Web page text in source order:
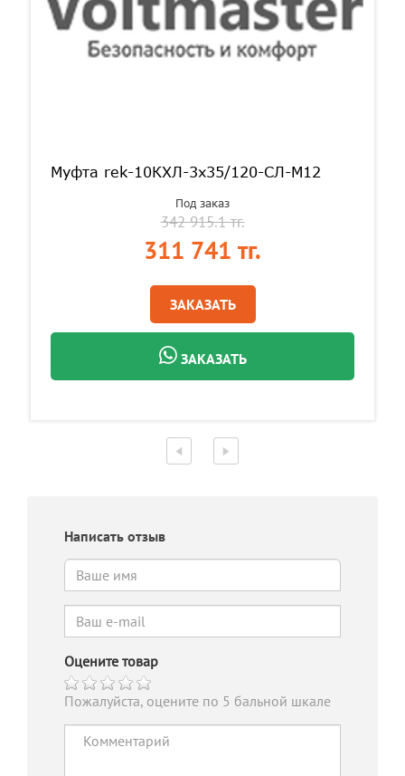
Муфта rek-10КХЛ-3х35/120-СЛ-М12
Под заказ
342 915.1 тг.
311 741 тг.
ЗАКАЗАТЬ
ЗАКАЗАТЬ
Написать отзыв
Оцените товар
Пожалуйста, оцените по 5 бальной шкале